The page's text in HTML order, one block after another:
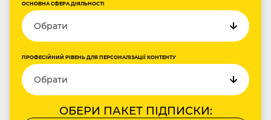
ОСНОВНА СФЕРА ДІЯЛЬНОСТІ
ПРОФЕСІЙНИЙ РІВЕНЬ ДЛЯ ПЕРСОНАЛІЗАЦІЇ КОНТЕНТУ
ОБЕРИ ПАКЕТ ПІДПИСКИ: